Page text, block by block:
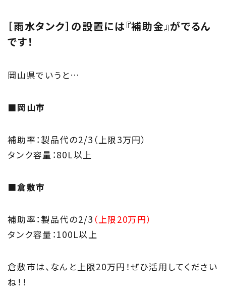
［雨水タンク］の設置には『補助金』がでるん
です！
岡山県でいうと…
■岡山市
補助率：製品代の2/3（上限3万円）
タンク容量：80L以上
■倉敷市
補助率：製品代の2/3 （上限20万円）
タンク容量：100L以上
倉敷市は、なんと上限20万円！ぜひ活用してください
ね！！